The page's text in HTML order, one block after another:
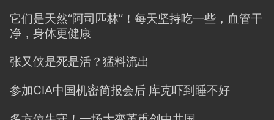
它们是天然“阿司匹林”！每天坚持吃一些，血管干
净，身体更健康
张又侠是死是活？猛料流出
参加CIA中国机密简报会后 库克吓到睡不好